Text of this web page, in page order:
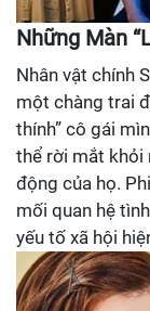
Những Màn
Nhân vật chính
một chàng trai
thính” cô gái
thể rời mắt khỏi
động của họ.
mối quan hệ
yếu tố xã hội